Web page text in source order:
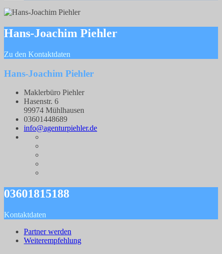
Hans-Joachim Piehler
Zu den Kontaktdaten
Hans-Joachim Piehler
Maklerbüro Piehler
Hasenstr. 6
99974 Mühlhausen
03601448689
info@agenturpiehler.de
03601815188
Kontaktdaten
Partner werden
Weiterempfehlung